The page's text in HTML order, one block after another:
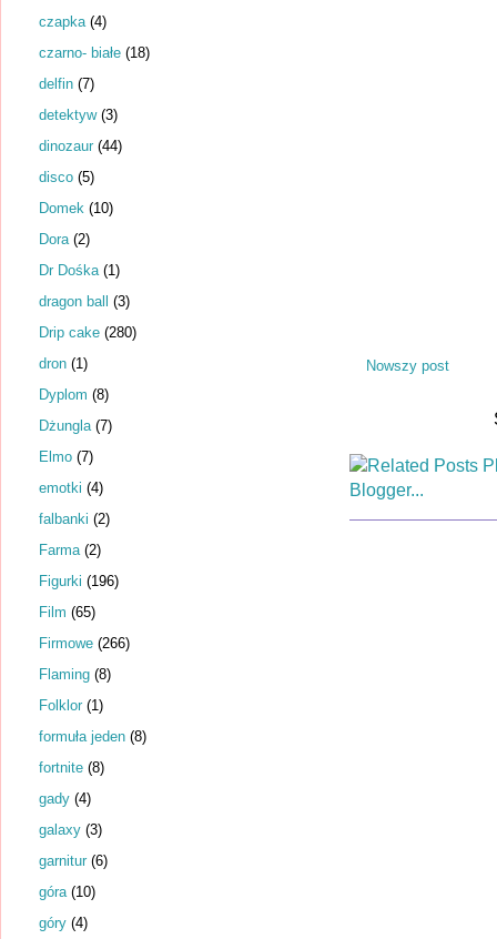
Nowszy post
czapka (4)
czarno- białe (18)
delfin (7)
detektyw (3)
dinozaur (44)
disco (5)
Domek (10)
Dora (2)
Dr Dośka (1)
dragon ball (3)
Drip cake (280)
dron (1)
Dyplom (8)
Dżungla (7)
Elmo (7)
emotki (4)
falbanki (2)
Farma (2)
Figurki (196)
Film (65)
Firmowe (266)
Flaming (8)
Folklor (1)
formuła jeden (8)
fortnite (8)
gady (4)
galaxy (3)
garnitur (6)
góra (10)
góry (4)